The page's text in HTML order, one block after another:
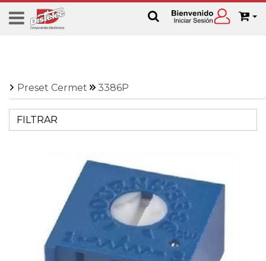
Preset Cermet 3386P
FILTRAR